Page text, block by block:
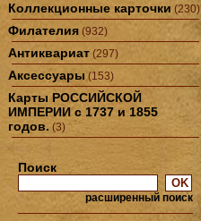
Коллекционные карточки (230)
Филателия (932)
Антиквариат (297)
Аксессуары (153)
Карты РОССИЙСКОЙ
ИМПЕРИИ с 1737 и 1855
годов. (3)
Поиск
расширенный поиск